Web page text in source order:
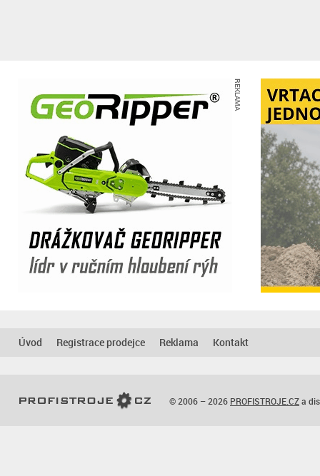
REKLAMA
Úvod Registrace prodejce Reklama Kontakt
© 2006 – 2026 PROFISTROJE.CZa